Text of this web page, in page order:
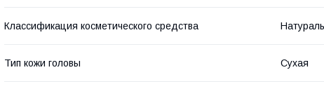
Классификация косметического средства
Тип кожи головы Сухая